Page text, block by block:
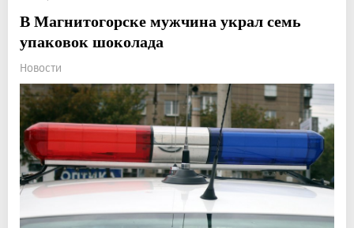
В Магнитогорске мужчина украл семь
упаковок шоколада
Новости